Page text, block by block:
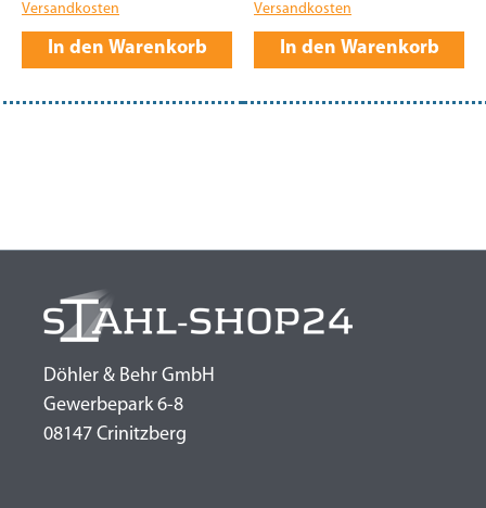
Versandkosten
In den Warenkorb
Versandkosten
In den Warenkorb
Döhler & Behr GmbH
Gewerbepark 6-8
08147 Crinitzberg